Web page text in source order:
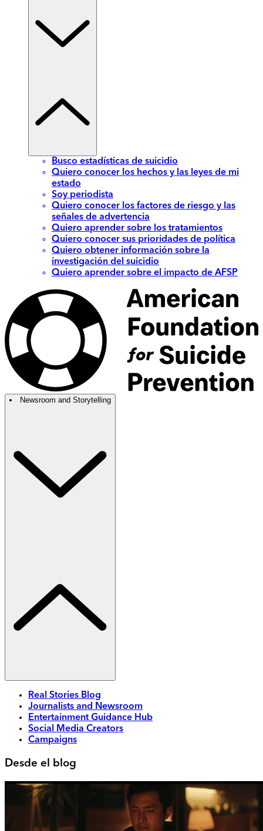
Busco estadísticas de suicidio
Quiero conocer los hechos y las leyes de mi
estado
Soy periodista
Quiero conocer los factores de riesgo y las
señales de advertencia
Quiero aprender sobre los tratamientos
Quiero conocer sus prioridades de política
Quiero obtener información sobre la
investigación del suicidio
Quiero aprender sobre el impacto de AFSP
Newsroom and Storytelling
Real Stories Blog
Journalists and Newsroom
Entertainment Guidance Hub
Social Media Creators
Campaigns
Desde el blog